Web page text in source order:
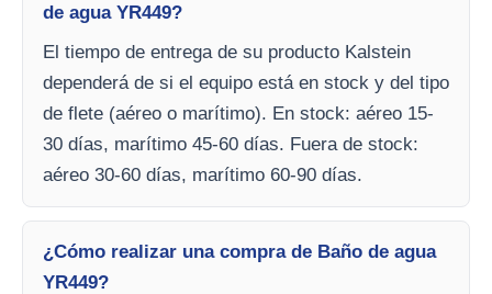
de agua YR449?
El tiempo de entrega de su producto Kalstein
dependerá de si el equipo está en stock y del tipo
de flete (aéreo o marítimo). En stock: aéreo 15-
30 días, marítimo 45-60 días. Fuera de stock:
aéreo 30-60 días, marítimo 60-90 días.
¿Cómo realizar una compra de Baño de agua
YR449?